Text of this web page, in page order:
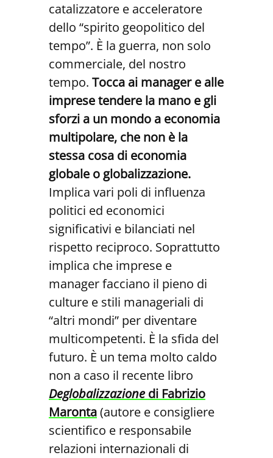
catalizzatore e acceleratore
dello “spirito geopolitico del
tempo”. È la guerra, non solo
commerciale, del nostro
tempo. Tocca ai manager e alle
imprese tendere la mano e gli
sforzi a un mondo a economia
multipolare, che non è la
stessa cosa di economia
globale o globalizzazione.
Implica vari poli di influenza
politici ed economici
significativi e bilanciati nel
rispetto reciproco. Soprattutto
implica che imprese e
manager facciano il pieno di
culture e stili manageriali di
“altri mondi” per diventare
multicompetenti. È la sfida del
futuro. È un tema molto caldo
non a caso il recente libro
Deglobalizzazionedi Fabrizio
Maronta(autore e consigliere
scientifico e responsabile
relazioni internazionali di